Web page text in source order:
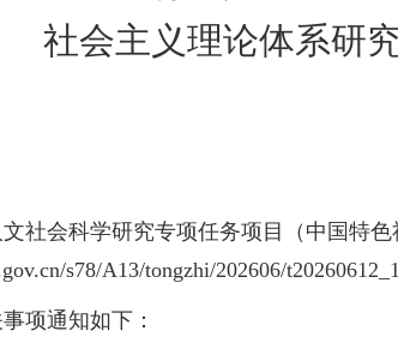
社会主义理论体系研
社会科学研究专项任务项目（中国特
s78/A13/tongzhi/202606/
项通知如下：